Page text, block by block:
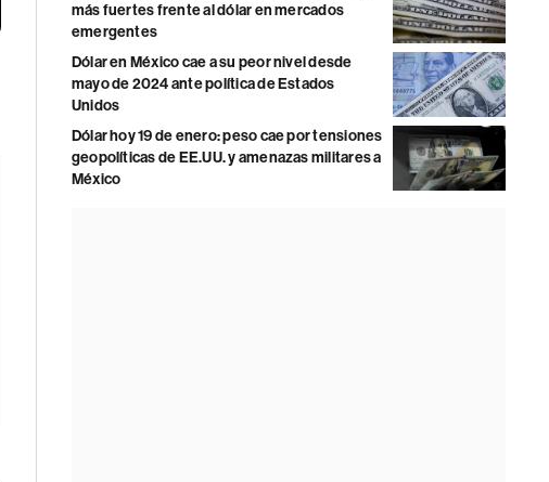
más fuertes frente al dólar en mercados
emergentes
Dólar en México cae a su peor nivel desde
mayo de 2024 ante política de Estados
Unidos
Dólar hoy 19 de enero: peso cae por tensiones
geopolíticas de EE.UU. y amenazas militares a
México